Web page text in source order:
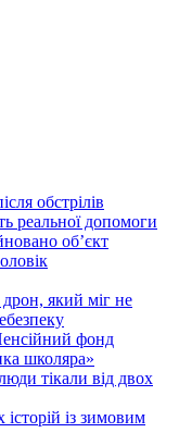
обстрілів
реальної допомоги
об’єкт
який міг не
фонд
школяра»
тікали від двох
із зимовим